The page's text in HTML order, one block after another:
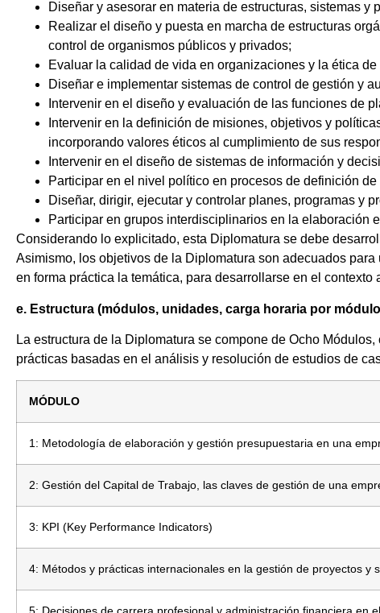
Diseñar y asesorar en materia de estructuras, sistemas y
Realizar el diseño y puesta en marcha de estructuras
control de organismos públicos y privados;
Evaluar la calidad de vida en organizaciones y la ética
Diseñar e implementar sistemas de control de gestión y
Intervenir en el diseño y evaluación de las funciones de
Intervenir en la definición de misiones, objetivos y
incorporando valores éticos al cumplimiento de sus
Intervenir en el diseño de sistemas de información y
Participar en el nivel político en procesos de definición
Diseñar, dirigir, ejecutar y controlar planes, programas y
Participar en grupos interdisciplinarios en la elaboración
Considerando lo explicitado, esta Diplomatura se debe
Asimismo, los objetivos de la Diplomatura son adecuados
en forma práctica la temática, para desarrollarse en el
e. Estructura (módulos, unidades, carga horaria por
La estructura de la Diplomatura se compone de Ocho
prácticas basadas en el análisis y resolución de estudios de
MÓDULO
1: Metodología de elaboración y gestión presupuestaria en una
2: Gestión del Capital de Trabajo, las claves de gestión de una
3: KPI (Key Performance Indicators)
4: Métodos y prácticas internacionales en la gestión de proyectos y